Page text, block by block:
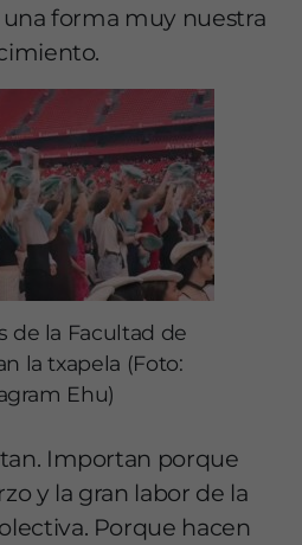
forma muy nuestra
de la Facultad de
la txapela (Foto:
Ehu)
Importan porque
y la gran labor de la
Porque hacen